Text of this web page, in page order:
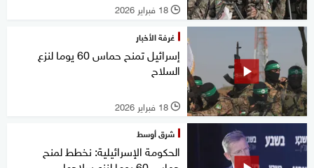
l 18 فبراير 2026
غرفة الأخبار
إسرائيل تمنح حماس 60 يوما لنزع
السلاح
l 18 فبراير 2026
شرق أوسط
الحكومة الإسرائيلية: نخطط لمنح